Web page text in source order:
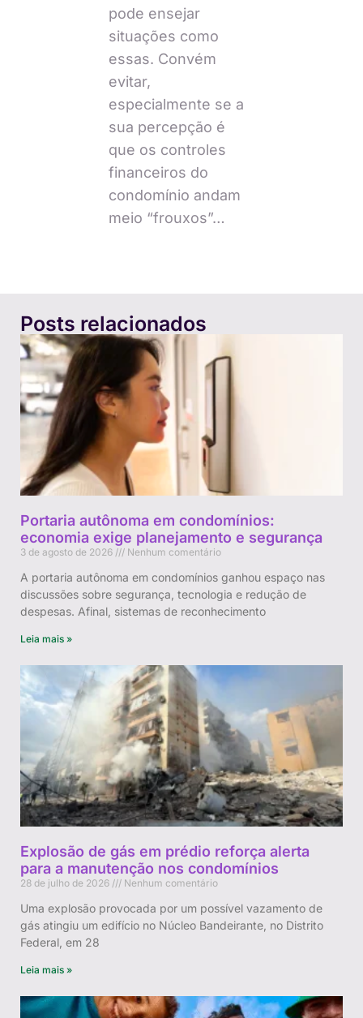
pode ensejar
situações como
essas. Convém
evitar,
especialmente se a
sua percepção é
que os controles
financeiros do
condomínio andam
meio “frouxos”…
Posts relacionados
Portaria autônoma em condomínios:
economia exige planejamento e segurança
3 de agosto de 2026 Nenhum comentário
A portaria autônoma em condomínios ganhou espaço nas
discussões sobre segurança, tecnologia e redução de
despesas. Afinal, sistemas de reconhecimento
Leia mais »
Explosão de gás em prédio reforça alerta
para a manutenção nos condomínios
28 de julho de 2026 Nenhum comentário
Uma explosão provocada por um possível vazamento de
gás atingiu um edifício no Núcleo Bandeirante, no Distrito
Federal, em 28
Leia mais »